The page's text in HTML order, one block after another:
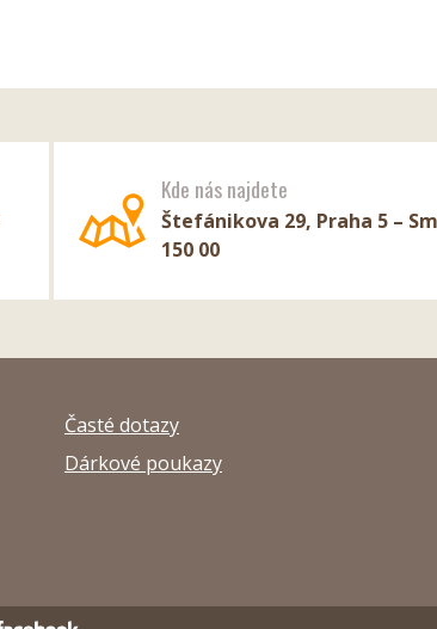
Kde nás najdete
Štefánikova 29, Praha 5 –
150 00
Časté dotazy
Dárkové poukazy